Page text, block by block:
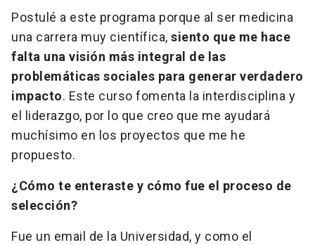
Postulé a este programa porque al ser medicina
una carrera muy científica, siento que me hace
falta una visión más integral de las
problemáticas sociales para generar verdadero
impacto. Este curso fomenta la interdisciplina y
el liderazgo, por lo que creo que me ayudará
muchísimo en los proyectos que me he
propuesto.
¿Cómo te enteraste y cómo fue el proceso de
selección?
Fue un email de la Universidad, y como el